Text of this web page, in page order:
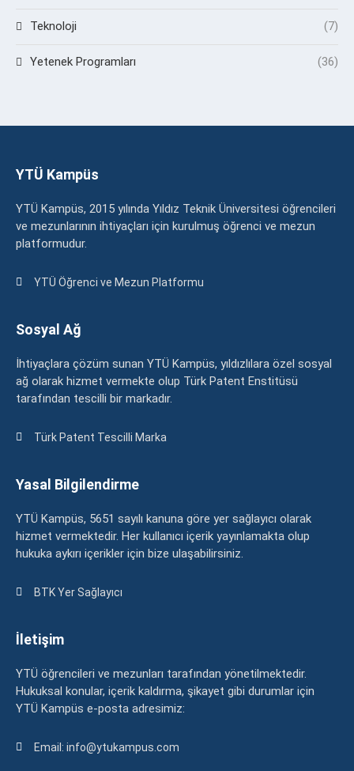
Teknoloji (7)
Yetenek Programları (36)
YTÜ Kampüs
YTÜ Kampüs, 2015 yılında Yıldız Teknik Üniversitesi öğrencileri
ve mezunlarının ihtiyaçları için kurulmuş öğrenci ve mezun
platformudur.
YTÜ Öğrenci ve Mezun Platformu
Sosyal Ağ
İhtiyaçlara çözüm sunan YTÜ Kampüs, yıldızlılara özel sosyal
ağ olarak hizmet vermekte olup Türk Patent Enstitüsü
tarafından tescilli bir markadır.
Türk Patent Tescilli Marka
Yasal Bilgilendirme
YTÜ Kampüs, 5651 sayılı kanuna göre yer sağlayıcı olarak
hizmet vermektedir. Her kullanıcı içerik yayınlamakta olup
hukuka aykırı içerikler için bize ulaşabilirsiniz.
BTK Yer Sağlayıcı
İletişim
YTÜ öğrencileri ve mezunları tarafından yönetilmektedir.
Hukuksal konular, içerik kaldırma, şikayet gibi durumlar için
YTÜ Kampüs e-posta adresimiz:
Email: info@ytukampus.com